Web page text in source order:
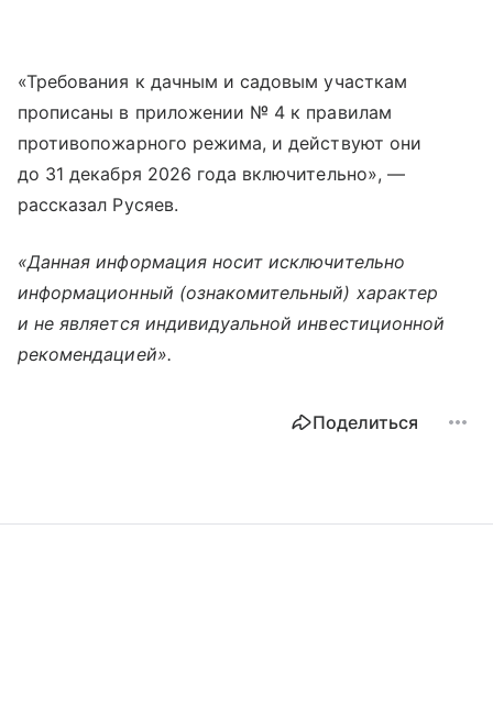
«Требования к дачным и садовым участкам
прописаны в приложении № 4 к правилам
противопожарного режима, и действуют они
до 31 декабря 2026 года включительно», —
рассказал Русяев.
«Данная информация носит исключительно
информационный (ознакомительный) характер
и не является индивидуальной инвестиционной
рекомендацией».
Поделиться